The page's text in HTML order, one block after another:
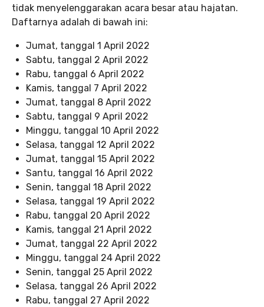
tidak menyelenggarakan acara besar atau hajatan.
Daftarnya adalah di bawah ini:
Jumat, tanggal 1 April 2022
Sabtu, tanggal 2 April 2022
Rabu, tanggal 6 April 2022
Kamis, tanggal 7 April 2022
Jumat, tanggal 8 April 2022
Sabtu, tanggal 9 April 2022
Minggu, tanggal 10 April 2022
Selasa, tanggal 12 April 2022
Jumat, tanggal 15 April 2022
Santu, tanggal 16 April 2022
Senin, tanggal 18 April 2022
Selasa, tanggal 19 April 2022
Rabu, tanggal 20 April 2022
Kamis, tanggal 21 April 2022
Jumat, tanggal 22 April 2022
Minggu, tanggal 24 April 2022
Senin, tanggal 25 April 2022
Selasa, tanggal 26 April 2022
Rabu, tanggal 27 April 2022